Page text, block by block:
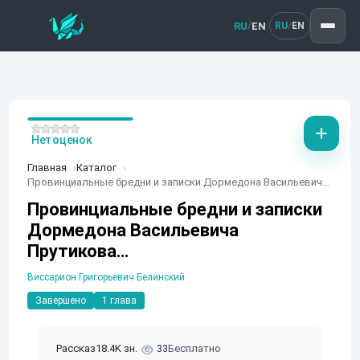
RU/EN RU/ EN
Главная
Каталог
Провинциальные бредни и записки Дормедона Васильевича Прутикова…
Провинциальные бредни и записки
Дормедона Васильевича
Прутикова…
Виссарион Григорьевич Белинский
Завершено 1 глава
Рассказ18.4K зн. 33Бесплатно
Нет оценок